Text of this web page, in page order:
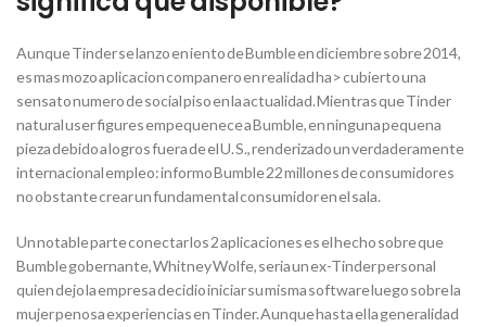
Aunque Tinder se lanzo en iento de Bumble en diciembre sobre 2014,
es mas mozo aplicacion companero en realidad ha> cubierto una
sensato numero de social piso en la actualidad. Mientras que Tinder
natural user figures empequenece a Bumble, en ninguna pequena
pieza debido a logros fuera de el U. S., renderizado un verdaderamente
internacional empleo: informo Bumble 22 millones de consumidores
no obstante crear un fundamental consumidor en el sala.
Un notable parte conectar los 2 aplicaciones es el hecho sobre que
Bumble gobernante, Whitney Wolfe, seri­a un ex-Tinder personal
quien dejo la empresa decidio iniciar su misma software luego sobre la
mujer penosa experiencias en Tinder. Aunque hasta el la generalidad